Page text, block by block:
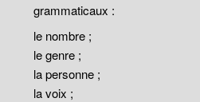
grammaticaux :
le nombre ;
le genre ;
la personne ;
la voix ;